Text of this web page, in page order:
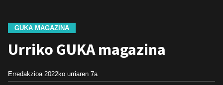
GUKA MAGAZINA
Urriko GUKA magazina
Erredakzioa 2022ko urriaren 7a